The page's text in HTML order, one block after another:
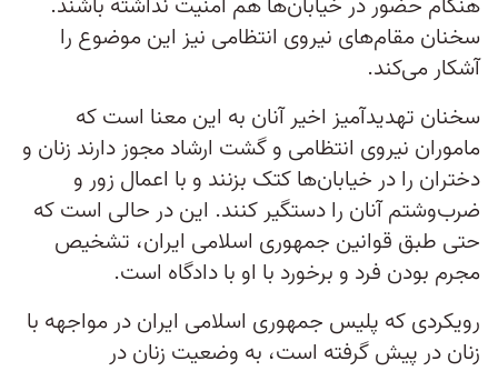
سخنان مقام‌های نیروی انتظامی نیز این موضوع را
آشکار می‌کند.
سخنان تهدیدآمیز اخیر آنان به این معنا است که
ماموران نیروی انتظامی و گشت ارشاد مجوز دارند زنان و
دختران را در خیابان‌ها کتک بزنند و با اعمال زور و
ضرب‌وشتم آنان را دستگیر کنند. این در حالی است که
حتی طبق قوانین جمهوری اسلامی ایران، تشخیص
مجرم بودن فرد و برخورد با او با دادگاه است.
رویکردی که پلیس جمهوری اسلامی ایران در مواجهه با
زنان در پیش گرفته‌ است، به وضعیت زنان در